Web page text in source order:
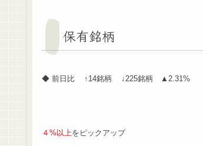
保有銘柄
◆ 前日比 ↑14銘柄 ↓225銘柄 ▲2.31%
４%以上をピックアップ